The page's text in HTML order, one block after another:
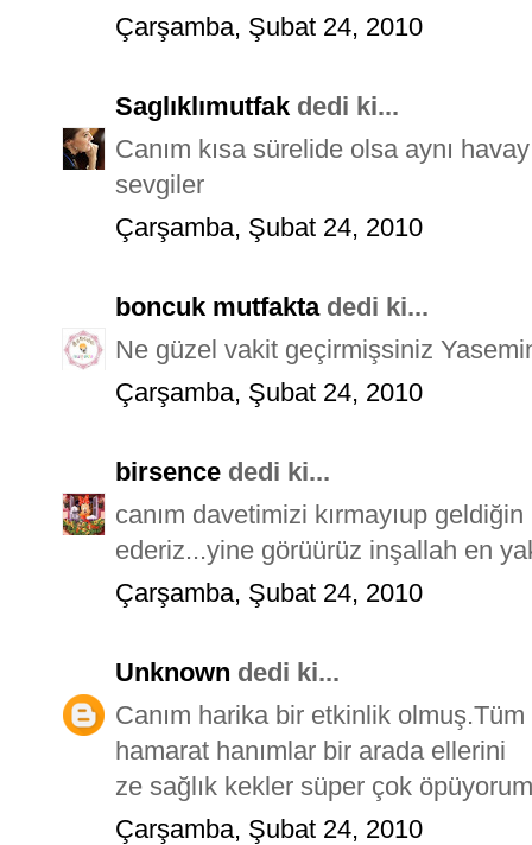
Çarşamba, Şubat 24, 2010
Saglıklımutfak dedi ki...
Canım kısa sürelide olsa aynı
sevgiler
Çarşamba, Şubat 24, 2010
boncuk mutfaktadedi ki...
Ne güzel vakit geçirmişsiniz
Çarşamba, Şubat 24, 2010
birsence dedi ki...
canım davetimizi kırmayıup
ederiz...yine görüürüz inşallah en
Çarşamba, Şubat 24, 2010
Unknown dedi ki...
Canım harika bir etkinlik olmuş.Tüm
hamarat hanımlar bir arada ellerini
ze sağlık kekler süper çok öpüyorum
Çarşamba, Şubat 24, 2010